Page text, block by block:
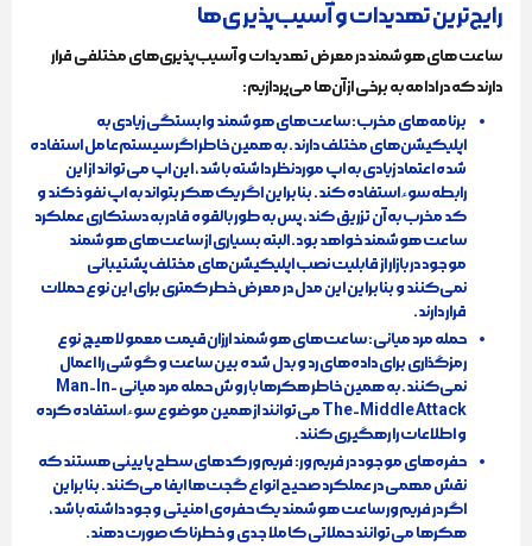
رایج‌ترین تهدیدات و آسیب‌پذیری‌ها
ساعت های هوشمند در معرض تهدیدات و آسیب‌پذیری‌های مختلفی قرار
دارند که در ادامه به برخی از آن‌ها می‌پردازیم:
برنامه‌های مخرب:ساعت‌های هوشمند وابستگی زیادی به
اپلیکیشن‌های مختلف دارند. به همین خاطر اگر سیستم‌عامل استفاده
شده اعتماد زیادی به اپ موردنظر داشته باشد، این اپ می‌تواند از این
رابطه سوء‌استفاده کند. بنابراین اگر یک هکر بتواند به اپ نفوذ کند و
کد مخرب به آن تزریق کند، پس به طور بالقوه قادر به دستکاری عملکرد
ساعت هوشمند خواهد بود. البته بسیاری از ساعت‌های هوشمند
موجود در بازار از قابلیت نصب اپلیکیشن‌های مختلف پشتیبانی
نمی‌کنند و بنابراین این مدل در معرض خطر کمتری برای این نوع حملات
قرار دارند.
حمله مرد میانی:ساعت‌های هوشمند ارزان‌قیمت معمولا هیچ نوع
رمزگذاری برای داده‌های رد و بدل شده بین ساعت و گوشی را اعمال
نمی‌کنند. به همین خاطر هکرها با روش حمله مرد میانی Man-In-
The-Middle Attack می‌توانند از همین موضوع سوءاستفاده کرده
و اطلاعات را رهگیری کنند.
حفره‌های موجود در فریم‌ور:فریم‌ور کدهای سطح پایینی هستند که
نقش مهمی در عملکرد صحیح انواع گجت‌ها ایفا می‌کنند. بنابراین
اگر در فریم‌ور ساعت هوشمند یک حفره‌ی امنیتی وجود داشته باشد،
هکرها می‌توانند حملاتی کاملا جدی و خطرناک صورت دهند.